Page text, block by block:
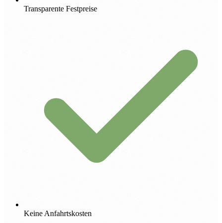
Transparente Festpreise
Keine Anfahrtskosten